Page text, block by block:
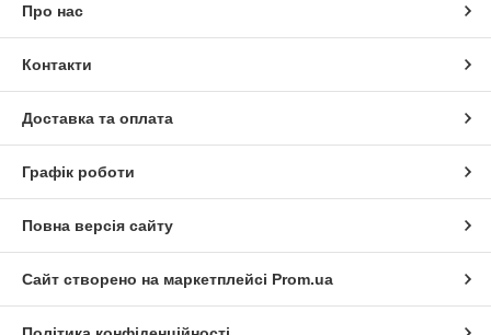
Про нас
Контакти
Доставка та оплата
Графік роботи
Повна версія сайту
Сайт створено на маркетплейсі Prom.ua